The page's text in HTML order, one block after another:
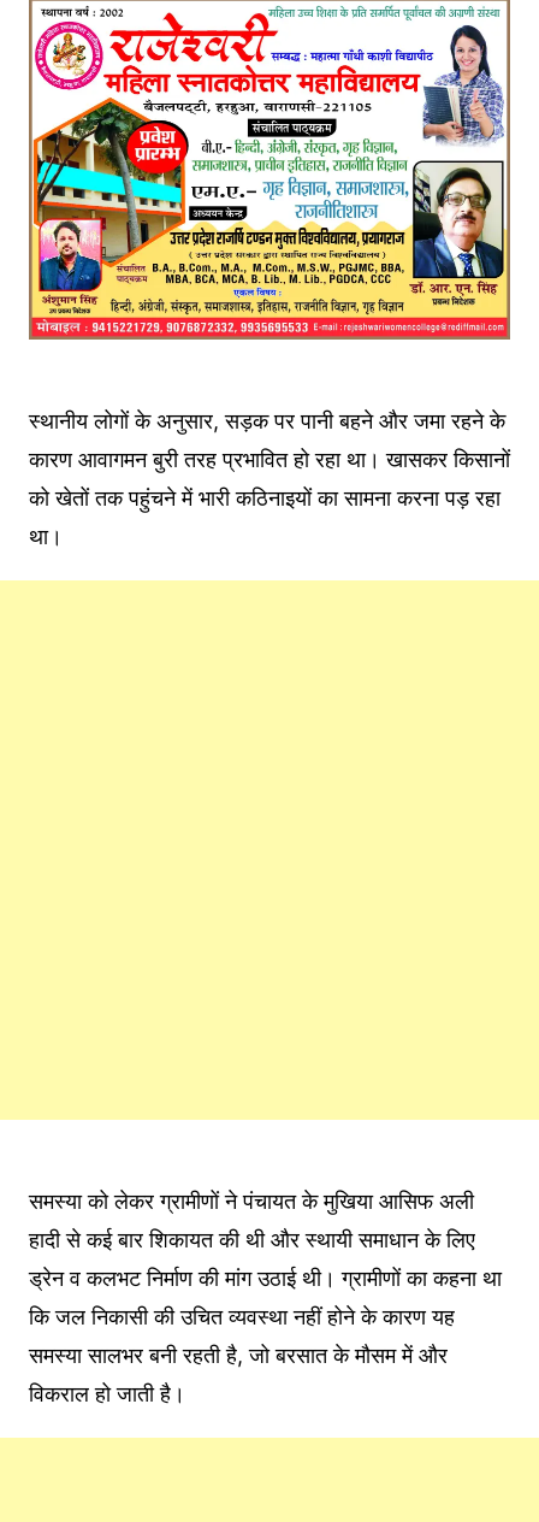
स्थानीय लोगों के अनुसार, सड़क पर पानी बहने और जमा रहने के
कारण आवागमन बुरी तरह प्रभावित हो रहा था। खासकर किसानों
को खेतों तक पहुंचने में भारी कठिनाइयों का सामना करना पड़ रहा
था।
समस्या को लेकर ग्रामीणों ने पंचायत के मुखिया आसिफ अली
हादी से कई बार शिकायत की थी और स्थायी समाधान के लिए
ड्रेन व कलभट निर्माण की मांग उठाई थी। ग्रामीणों का कहना था
कि जल निकासी की उचित व्यवस्था नहीं होने के कारण यह
समस्या सालभर बनी रहती है, जो बरसात के मौसम में और
विकराल हो जाती है।